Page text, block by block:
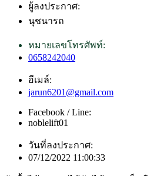
ผู้ลงประกาศ:
นุชนารถ
หมายเลขโทรศัพท์:
0658242040
อีเมล์:
jarun6201@gmail.com
Facebook / Line:
noblelift01
วันที่ลงประกาศ:
07/12/2022 11:00:33